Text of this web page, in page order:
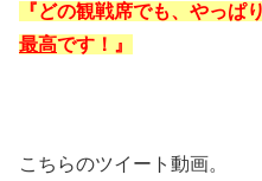
『どの観戦席でも、やっぱ
最高です！』
こちらのツイート動画。